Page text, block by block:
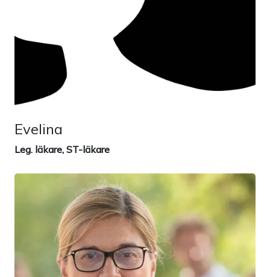
Evelina
Leg. läkare, ST-läkare